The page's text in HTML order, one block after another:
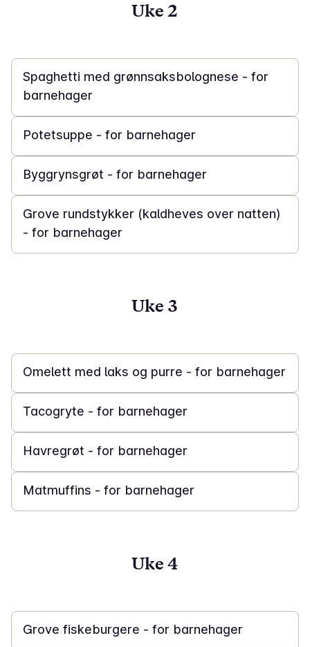
Uke 2
Spaghetti med grønnsaksbolognese - for
barnehager
30 min
Potetsuppe - for barnehager
10 t
Byggrynsgrøt - for barnehager
10 t
Grove rundstykker (kaldheves over natten)
- for barnehager
Uke 3
Omelett med laks og purre - for barnehager
45 min
Tacogryte - for barnehager
15 min
Havregrøt - for barnehager
40 min
Matmuffins - for barnehager
Uke 4
Grove fiskeburgere - for barnehager
30 min